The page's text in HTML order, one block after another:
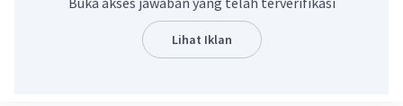
Diagram sel volta:
|| Sn2+| Sn
Lihat Iklan